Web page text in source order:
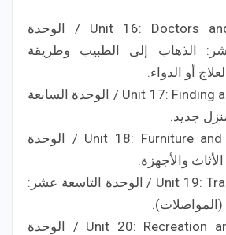
Unit 16: Doctors and Medicine / الوحدة
الذهاب إلى الطبيب وطريقة
أو الدواء.
Unit 17: Finding a New Home / الوحدة السابعة
جديد.
Unit 18: Furniture and Appliances / الوحدة
والأجهزة.
Unit 19: Transportation / الوحدة التاسعة عشر:
(المواصلات).
Unit 20: Recreation and Weather / الوحدة